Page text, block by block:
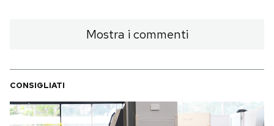
Mostra i commenti
CONSIGLIATI